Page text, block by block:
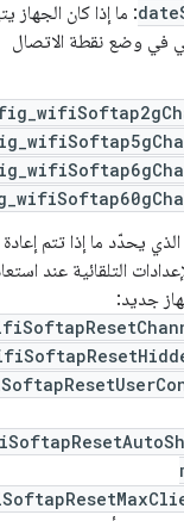
: ما إذا كان الجهاز
في وضع نقطة الاتصال
يحدّد ما إذا تتم
التلقائية عند
جديد: